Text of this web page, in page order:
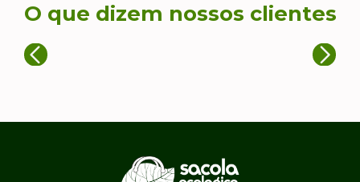
O que dizem nossos clientes